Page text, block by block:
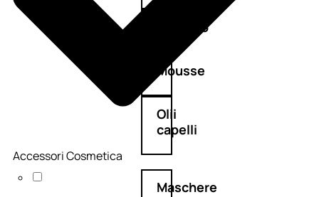
Balsamo
Mousse
Olii
capelli
Maschere
Accessori Cosmetica